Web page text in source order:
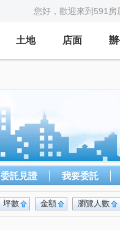
您好，歡迎來到591房
土地 店面
委託見證 我要委託
瀏覽人數
金額
坪數